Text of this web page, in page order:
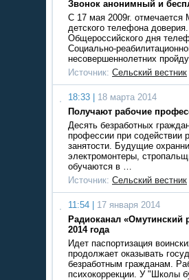
Звонок анонимный и
С 17 мая 2009г.
детского телефона
Общероссийского дня
Социально-
несовершеннолетних
Источник: Сельский вестник
18:33 |
18 марта 2014
Получают рабочие
Десять безработных
профессии при содействии
занятости. Будущие
электромонтеры,
обучаются в …
Источник: Сельский вестник
11:54 |
17 января 2014
Радиоканал «Омутинский
2014 года
Идет паспортизация
продолжает оказывать
безработным гражданам.
психокоррекции. У "Школы